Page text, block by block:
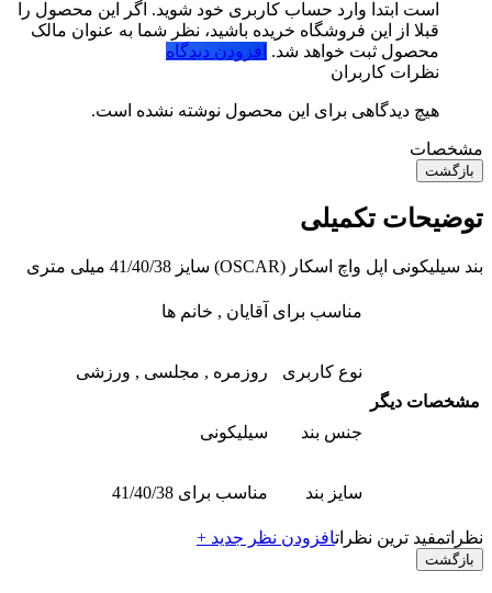
است ابتدا وارد حساب کاربری خود شوید. اگر این محصول را
قبلا از این فروشگاه خریده باشید، نظر شما به عنوان مالک
محصول ثبت خواهد شد. افزودن دیدگاه
نظرات کاربران
هیچ دیدگاهی برای این محصول نوشته نشده است.
مشخصات
بازگشت
توضیحات تکمیلی
بند سیلیکونی اپل واچ اسکار (OSCAR) سایز 41/40/38 میلی متری
مشخصات دیگر
مناسب برای آقایان , خانم ها
نوع کاربری روزمره , مجلسی , ورزشی
جنس بند سیلیکونی
سایز بند مناسب برای 41/40/38
نظراتمفید ترین نظراتافزودن نظر جدید +
بازگشت